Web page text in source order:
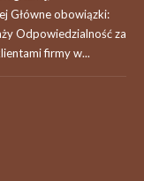
Główne obowiązki:
Odpowiedzialność za
firmy w...